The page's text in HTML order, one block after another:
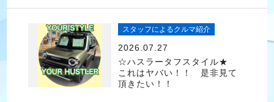
スタッフによるクルマ紹介
2026.07.27
☆ハスラータフスタイル★
これはヤバい！！ 是非見て
頂きたい！！